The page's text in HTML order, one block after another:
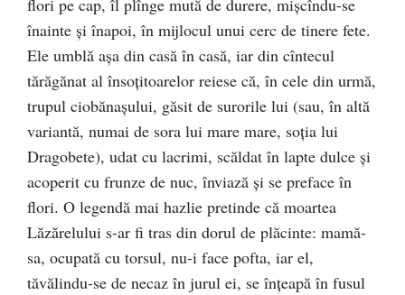
flori pe cap, îl plînge mută de durere, mişcîndu-se
înainte şi înapoi, în mijlocul unui cerc de tinere fete.
Ele umblă aşa din casă în casă, iar din cîntecul
tărăgănat al însoţitoarelor reiese că, în cele din urmă,
trupul ciobănaşului, găsit de surorile lui (sau, în altă
variantă, numai de sora lui mare mare, soţia lui
Dragobete), udat cu lacrimi, scăldat în lapte dulce şi
acoperit cu frunze de nuc, înviază şi se preface în
flori. O legendă mai hazlie pretinde că moartea
Lăzărelului s-ar fi tras din dorul de plăcinte: mamă-
sa, ocupată cu torsul, nu-i face pofta, iar el,
tăvălindu-se de necaz în jurul ei, se înţeapă în fusul